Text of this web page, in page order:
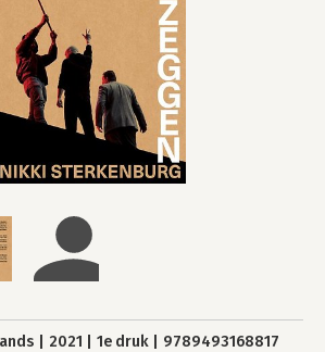
2021 1e druk 9789493168817